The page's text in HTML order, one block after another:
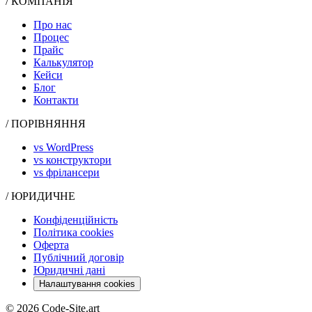
Про нас
Процес
Прайс
Калькулятор
Кейси
Блог
Контакти
/ ПОРІВНЯННЯ
vs WordPress
vs конструктори
vs фрілансери
/ ЮРИДИЧНЕ
Конфіденційність
Політика cookies
Оферта
Публічний договір
Юридичні дані
Налаштування cookies
© 2026 Code-Site.art